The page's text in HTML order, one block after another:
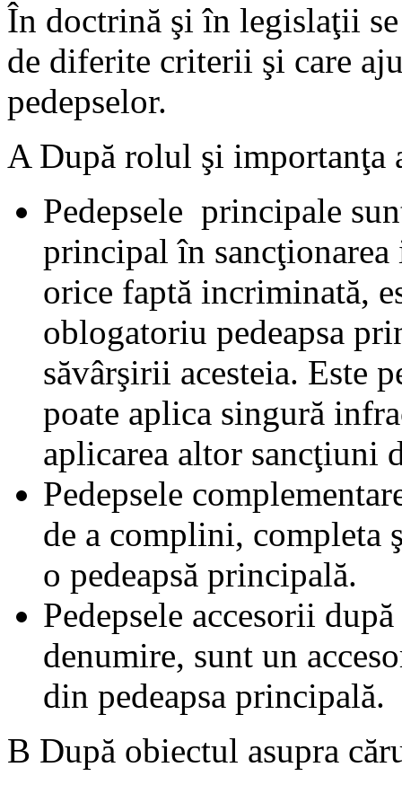
În doctrină şi în legislaţii
de diferite criterii şi care
pedepselor.
A După rolul şi importanţa
Pedepsele principale
principal în
orice faptă incriminată,
oblogatoriu pedeapsa
săvârşirii acesteia. Este
poate aplica singură
aplicarea altor sancţiuni
Pedepsele
de a complini, completa
o pedeapsă principală.
Pedepsele accesorii
denumire, sunt un
din pedeapsa principală.
B După obiectul asupra